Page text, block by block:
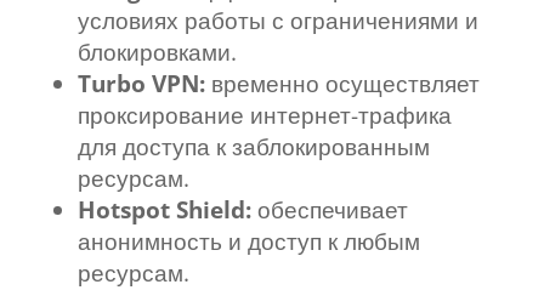
условиях работы с ограничениями и
блокировками.
Turbo VPN:временно осуществляет
проксирование интернет-трафика
для доступа к заблокированным
ресурсам.
Hotspot Shield:обеспечивает
анонимность и доступ к любым
ресурсам.